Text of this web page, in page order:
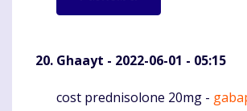
Ghaayt - 2022-06-01 - 05:15
Komentaras
cost prednisolone 20mg -